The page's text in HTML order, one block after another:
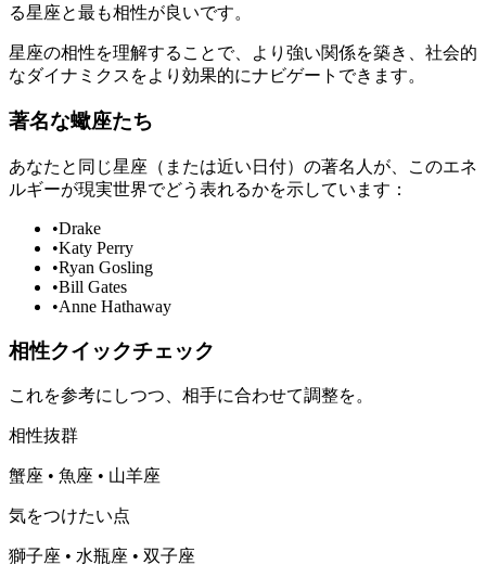
る星座と最も相性が良いです。
星座の相性を理解することで、より強い関係を築き、社会的
なダイナミクスをより効果的にナビゲートできます。
著名な蠍座たち
あなたと同じ星座（または近い日付）の著名人が、このエネ
ルギーが現実世界でどう表れるかを示しています：
•Drake
•Katy Perry
•Ryan Gosling
•Bill Gates
•Anne Hathaway
相性クイックチェック
これを参考にしつつ、相手に合わせて調整を。
相性抜群
蟹座 • 魚座 • 山羊座
気をつけたい点
獅子座 • 水瓶座 • 双子座